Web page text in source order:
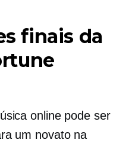
finais da
online pode ser
um novato na